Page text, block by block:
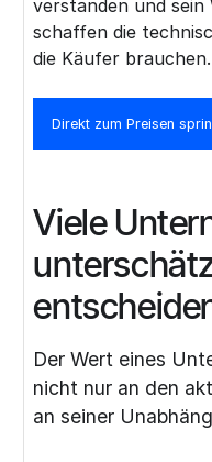
verstanden und
schaffen die
die Käufer brauchen.
Direkt zum Preisen
Viele
Der Wert eines
nicht nur an den
an seiner